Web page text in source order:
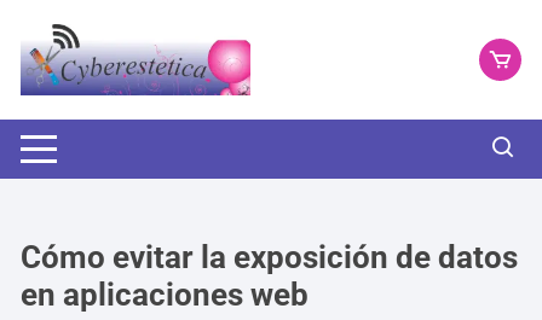
contenido
Cómo evitar la exposición de datos
en aplicaciones web